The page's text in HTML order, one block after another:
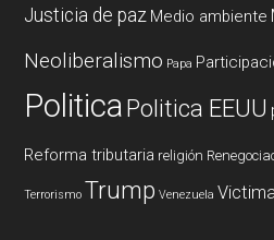
Justicia de paz Medio ambiente
Neoliberalismo Papa
PoliticaPolitica EEUU
Reforma tributaria religión
Terrorismo Trump Venezuela